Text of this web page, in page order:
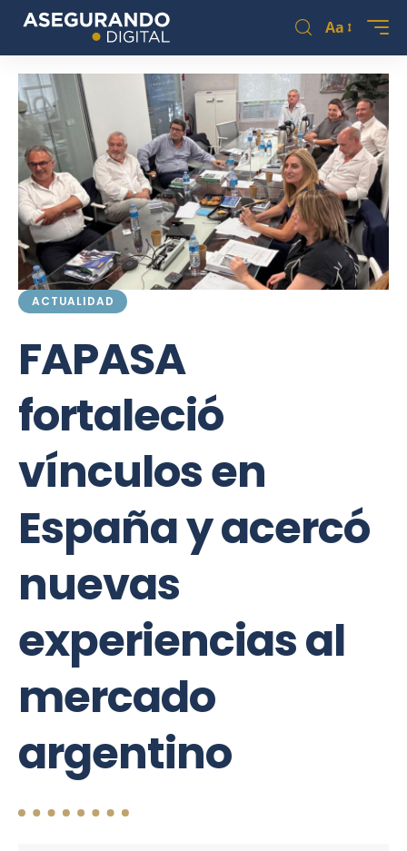
Aa
ACTUALIDAD
FAPASA
fortaleció
vínculos en
España y acercó
nuevas
experiencias al
mercado
argentino